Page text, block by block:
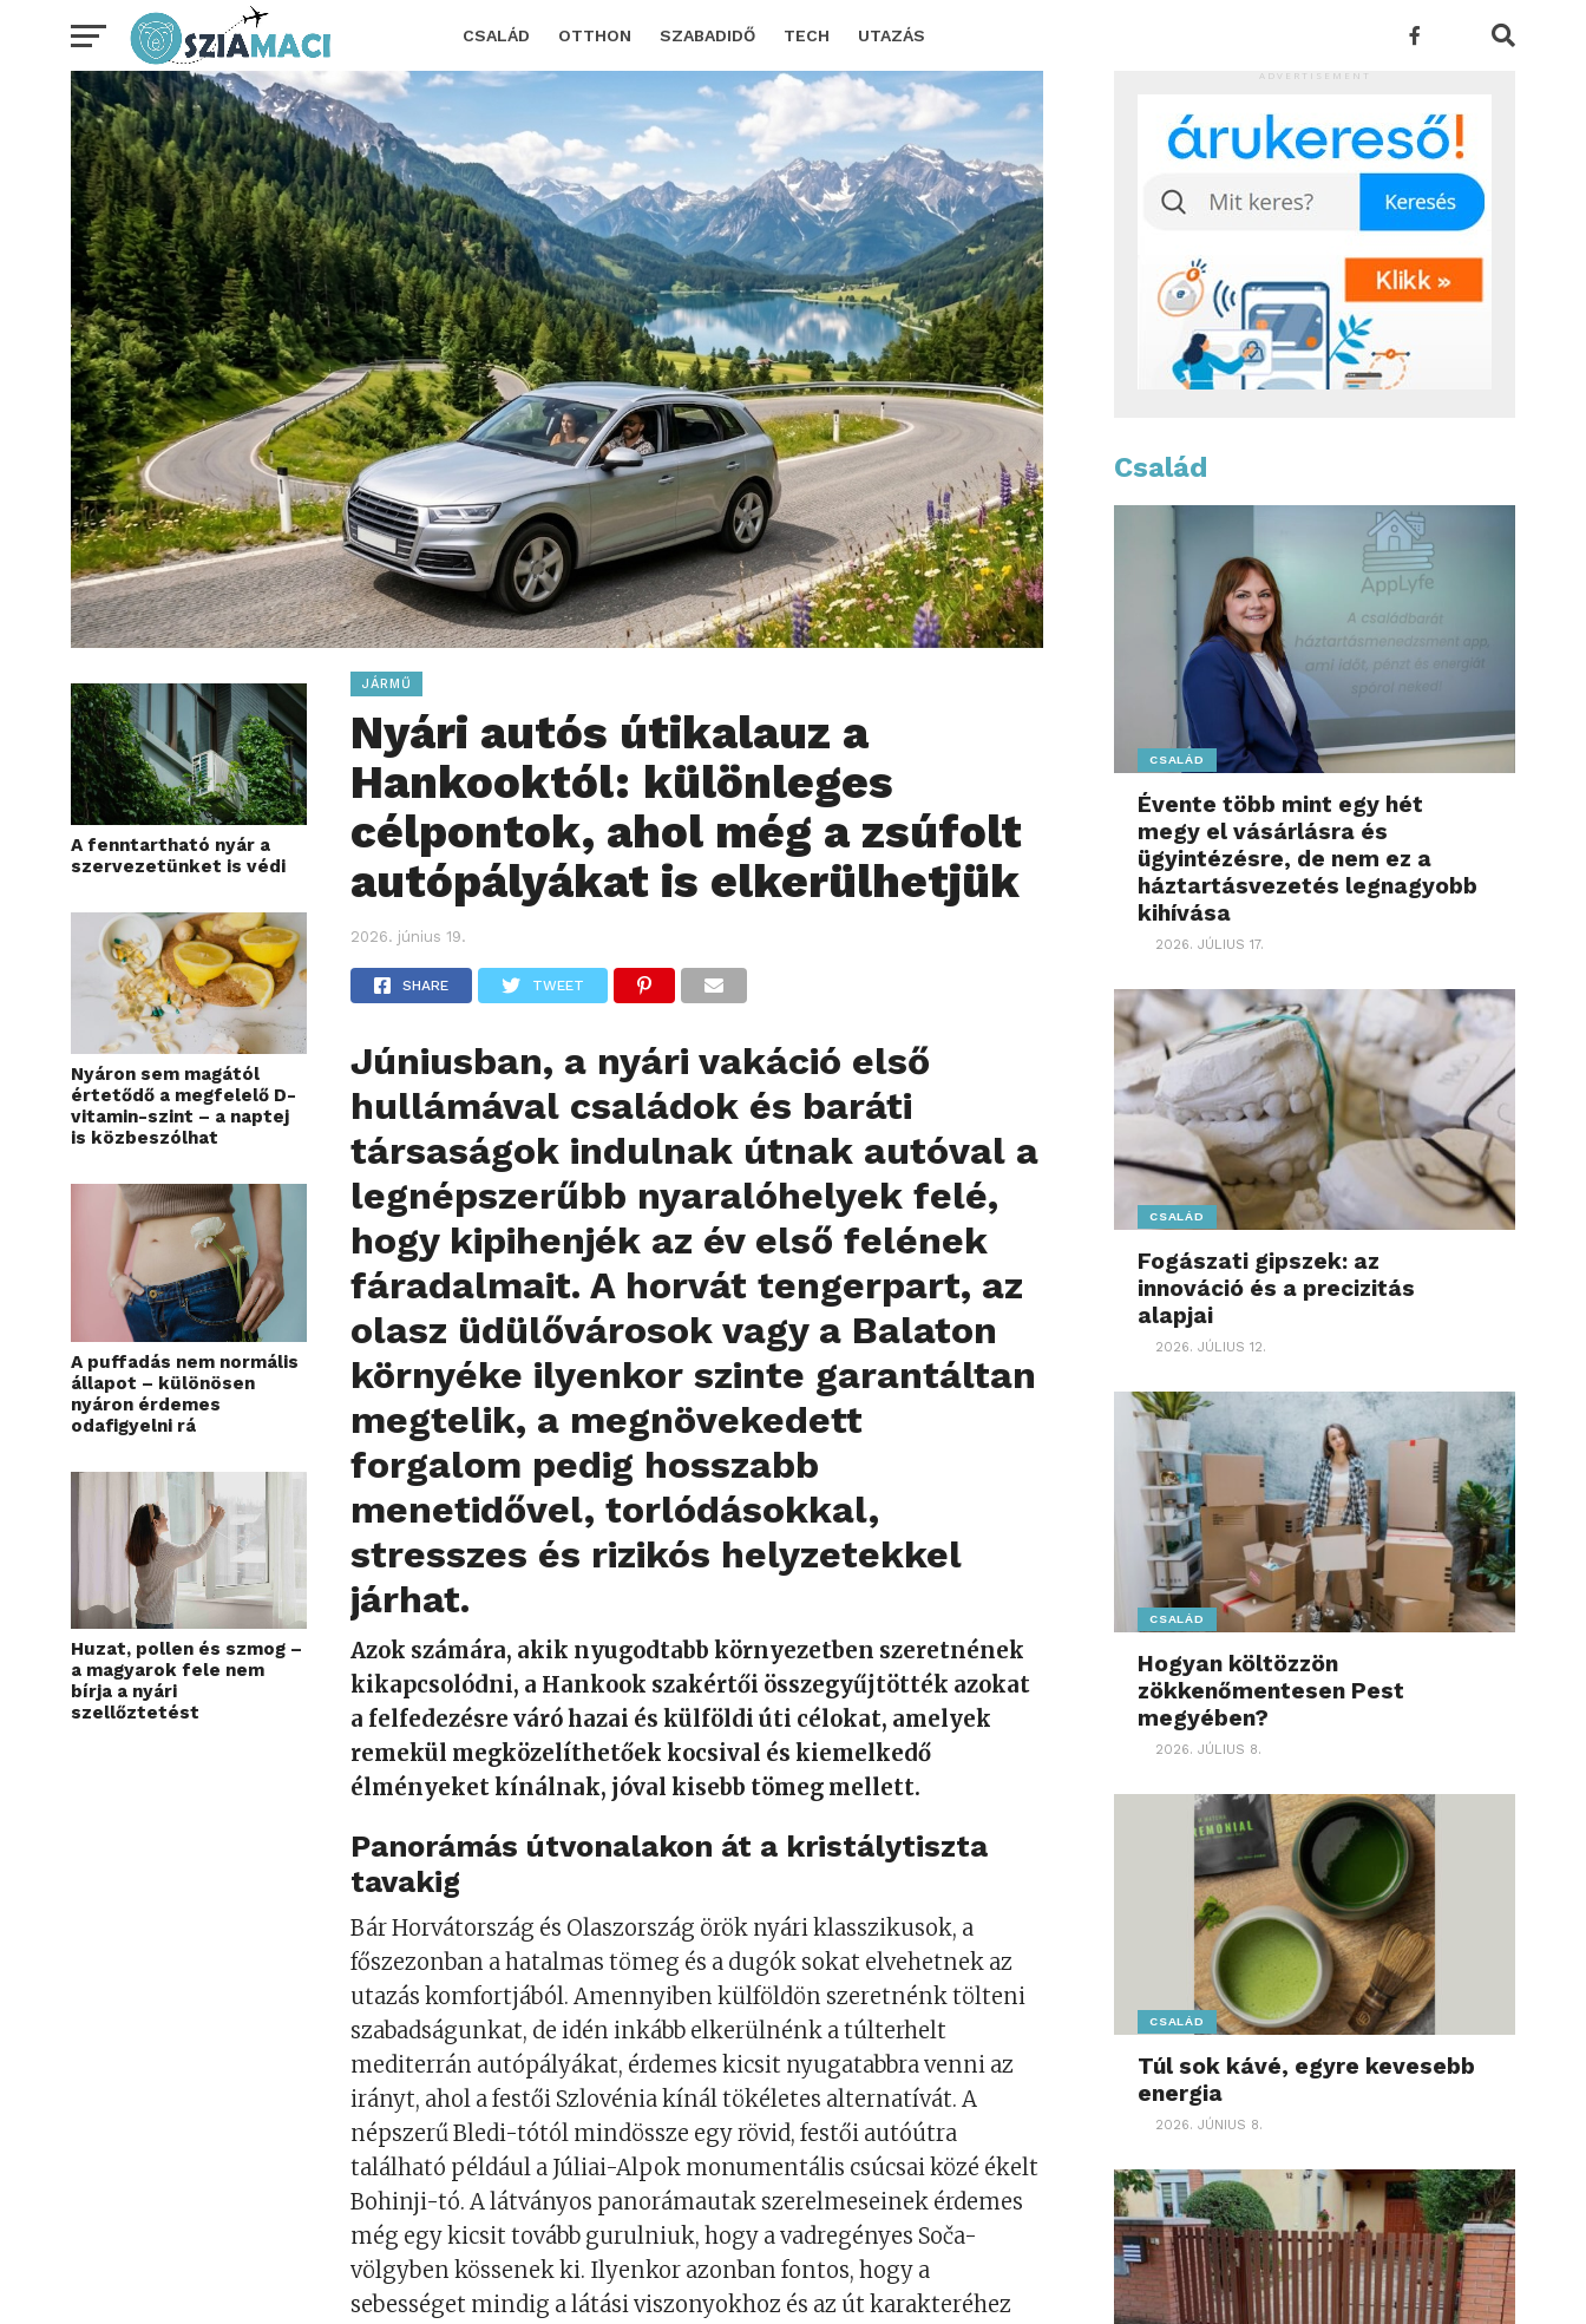
CSALÁD OTTHON SZABADIDŐ TECH UTAZÁS
A fenntartható nyár a
szervezetünket is védi
Nyáron sem magától
értetődő a megfelelő D-
vitamin-szint – a naptej
is közbeszólhat
A puffadás nem normális
állapot – különösen
nyáron érdemes
odafigyelni rá
Huzat, pollen és szmog –
a magyarok fele nem
bírja a nyári
szellőztetést
JÁRMŰ
Nyári autós útikalauz a
Hankooktól: különleges
célpontok, ahol még a zsúfolt
autópályákat is elkerülhetjük
2026. június 19.
SHARE TWEET
Júniusban, a nyári vakáció első
hullámával családok és baráti
társaságok indulnak útnak autóval a
legnépszerűbb nyaralóhelyek felé,
hogy kipihenjék az év első felének
fáradalmait. A horvát tengerpart, az
olasz üdülővárosok vagy a Balaton
környéke ilyenkor szinte garantáltan
megtelik, a megnövekedett
forgalom pedig hosszabb
menetidővel, torlódásokkal,
stresszes és rizikós helyzetekkel
járhat.
Azok számára, akik nyugodtabb környezetben szeretnének
kikapcsolódni, a Hankook szakértői összegyűjtötték azokat
a felfedezésre váró hazai és külföldi úti célokat, amelyek
remekül megközelíthetőek kocsival és kiemelkedő
élményeket kínálnak, jóval kisebb tömeg mellett.
Panorámás útvonalakon át a kristálytiszta
tavakig
Bár Horvátország és Olaszország örök nyári klasszikusok, a
főszezonban a hatalmas tömeg és a dugók sokat elvehetnek az
utazás komfortjából. Amennyiben külföldön szeretnénk tölteni
szabadságunkat, de idén inkább elkerülnénk a túlterhelt
mediterrán autópályákat, érdemes kicsit nyugatabbra venni az
irányt, ahol a festői Szlovénia kínál tökéletes alternatívát. A
népszerű Bledi-tótól mindössze egy rövid, festői autóútra
található például a Júliai-Alpok monumentális csúcsai közé ékelt
Bohinji-tó. A látványos panorámautak szerelmeseinek érdemes
még egy kicsit tovább gurulniuk, hogy a vadregényes Soča-
völgyben kössenek ki. Ilyenkor azonban fontos, hogy a
sebességet mindig a látási viszonyokhoz és az út karakteréhez
ADVERTISEMENT
Család
CSALÁD
Évente több mint egy hét
megy el vásárlásra és
ügyintézésre, de nem ez a
háztartásvezetés legnagyobb
kihívása
2026. JÚLIUS 17.
CSALÁD
Fogászati gipszek: az
innováció és a precizitás
alapjai
2026. JÚLIUS 12.
CSALÁD
Hogyan költözzön
zökkenőmentesen Pest
megyében?
2026. JÚLIUS 8.
CSALÁD
Túl sok kávé, egyre kevesebb
energia
2026. JÚNIUS 8.